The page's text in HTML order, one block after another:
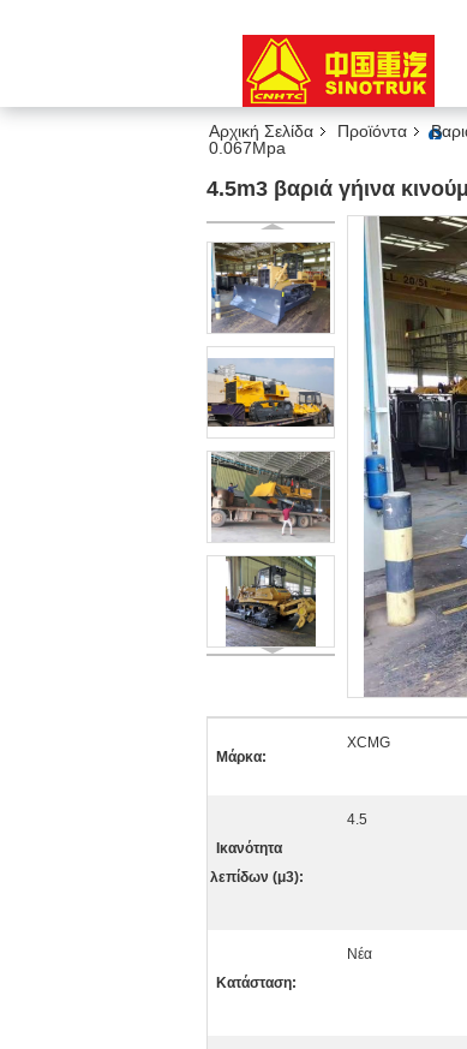
Αρχική Σελίδα Προϊόντα
0.067Mpa
4.5m3 βαριά γήινα
Μάρκα:
XCMG
Ικανότητα
λεπίδων (μ3):
4.5
Κατάσταση:
Νέα